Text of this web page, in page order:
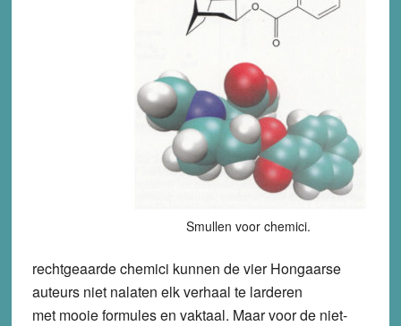
Smullen voor chemici.
rechtgeaarde chemici kunnen de vier Hongaarse
auteurs niet nalaten elk verhaal te larderen
met mooie formules en vaktaal. Maar voor de niet-